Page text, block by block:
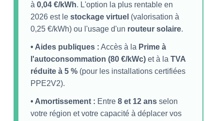
à 0,04 €/kWh. L'option la plus rentable en
2026 est le stockage virtuel (valorisation à
0,25 €/kWh) ou l'usage d'un routeur solaire.
• Aides publiques : Accès à la Prime à
l'autoconsommation (80 €/kWc) et à la TVA
réduite à 5 % (pour les installations certifiées
PPE2V2).
• Amortissement : Entre 8 et 12 ans selon
votre région et votre capacité à déplacer vos
Comment optimiser son autoconsommation
photovoltaïque ?
Devis photovoltaïque en autoconsommation
: vérifiez avant de signer
Comment faire son choix entre plusieurs
devis photovoltaïques ?
Les avis des consommateurs qui sont en
autoconsommation :